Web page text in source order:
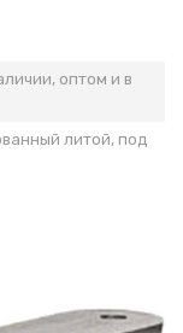
оптом и в
литой, под